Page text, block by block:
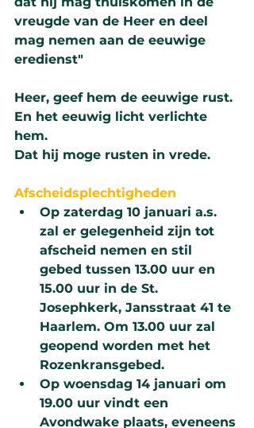
vreugde van de Heer en deel
mag nemen aan de eeuwige
eredienst"
Heer, geef hem de eeuwige rust.
En het eeuwig licht verlichte
hem.
Dat hij moge rusten in vrede.
Afscheidsplechtigheden
Op zaterdag 10 januari a.s.
zal er gelegenheid zijn tot
afscheid nemen en stil
gebed tussen 13.00 uur en
15.00 uur in de St.
Josephkerk, Jansstraat 41 te
Haarlem. Om 13.00 uur zal
geopend worden met het
Rozenkransgebed.
Op woensdag 14 januari om
19.00 uur vindt een
Avondwake plaats, eveneens